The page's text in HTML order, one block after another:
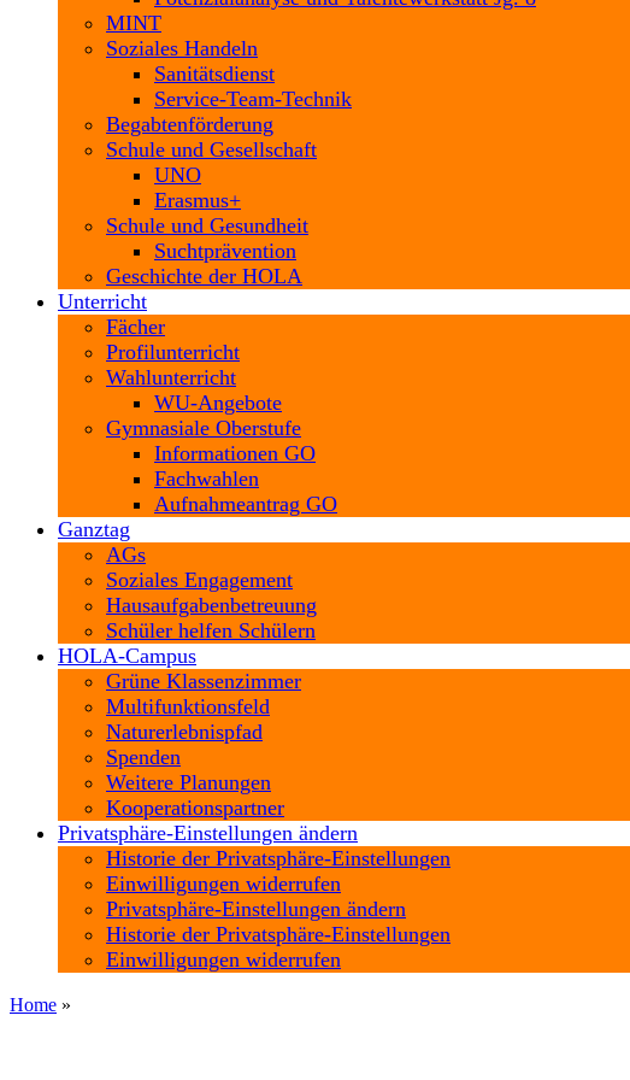
MINT
Soziales Handeln
Sanitätsdienst
Service-Team-Technik
Begabtenförderung
Schule und Gesellschaft
UNO
Erasmus+
Schule und Gesundheit
Suchtprävention
Geschichte der HOLA
Unterricht
Fächer
Profilunterricht
Wahlunterricht
WU-Angebote
Gymnasiale Oberstufe
Informationen GO
Fachwahlen
Aufnahmeantrag GO
Ganztag
AGs
Soziales Engagement
Hausaufgabenbetreuung
Schüler helfen Schülern
HOLA-Campus
Grüne Klassenzimmer
Multifunktionsfeld
Naturerlebnispfad
Spenden
Weitere Planungen
Kooperationspartner
Privatsphäre-Einstellungen ändern
Historie der Privatsphäre-Einstellungen
Einwilligungen widerrufen
Privatsphäre-Einstellungen ändern
Historie der Privatsphäre-Einstellungen
Einwilligungen widerrufen
Home »